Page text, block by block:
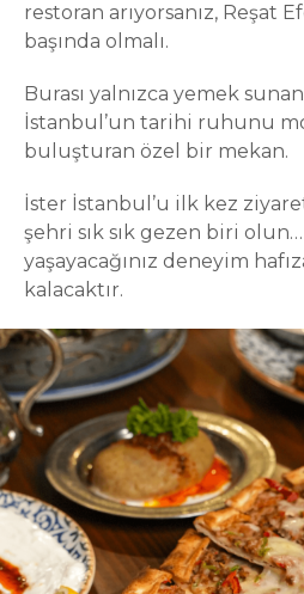
restoran arıyorsanız, Reşat
başında olmalı.
Burası yalnızca yemek
İstanbul’un tarihi ruhunu
buluşturan özel bir mekan.
İster İstanbul’u ilk kez
şehri sık sık gezen biri
yaşayacağınız deneyim
kalacaktır.